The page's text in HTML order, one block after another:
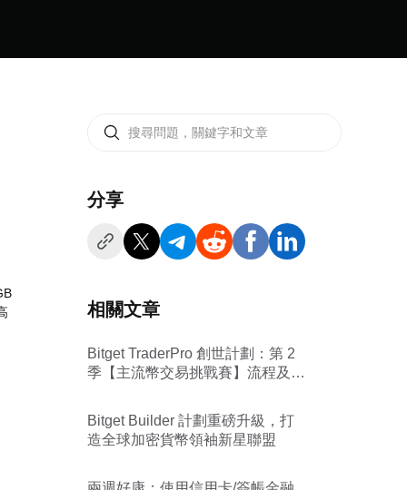
分享
相關文章
Bitget TraderPro 創世計劃：第 2
季【主流幣交易挑戰賽】流程及規
Bitget Builder 計劃重磅升級，打
造全球加密貨幣領袖新星聯盟